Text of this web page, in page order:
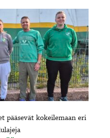
pääsevät kokeilemaan eri